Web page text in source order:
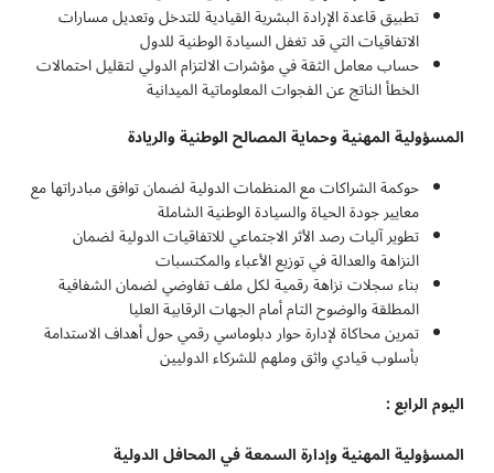
تطبيق قاعدة الإرادة البشرية القيادية للتدخل وتعديل مسارات
الاتفاقيات التي قد تغفل السيادة الوطنية للدول
حساب معامل الثقة في مؤشرات الالتزام الدولي لتقليل احتمالات
الخطأ الناتج عن الفجوات المعلوماتية الميدانية
المسؤولية المهنية وحماية المصالح الوطنية والريادة
حوكمة الشراكات مع المنظمات الدولية لضمان توافق مبادراتها مع
معايير جودة الحياة والسيادة الوطنية الشاملة
تطوير آليات رصد الأثر الاجتماعي للاتفاقيات الدولية لضمان
النزاهة والعدالة في توزيع الأعباء والمكتسبات
بناء سجلات نزاهة رقمية لكل ملف تفاوضي لضمان الشفافية
المطلقة والوضوح التام أمام الجهات الرقابية العليا
تمرين محاكاة لإدارة حوار دبلوماسي رقمي حول أهداف الاستدامة
بأسلوب قيادي واثق وملهم للشركاء الدوليين
اليوم الرابع :
المسؤولية المهنية وإدارة السمعة في المحافل الدولية